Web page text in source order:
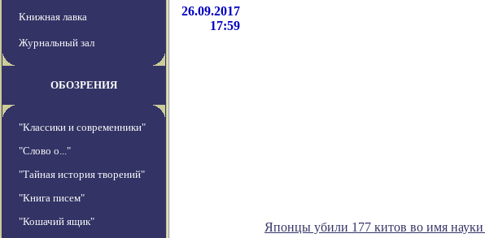
Книжная лавка
Журнальный зал
ОБОЗРЕНИЯ
"Классики и современники"
"Слово о..."
"Тайная история творений"
"Книга писем"
"Кошачий ящик"
26.09.2017
17:59
Японцы убили 177 китов во имя науки